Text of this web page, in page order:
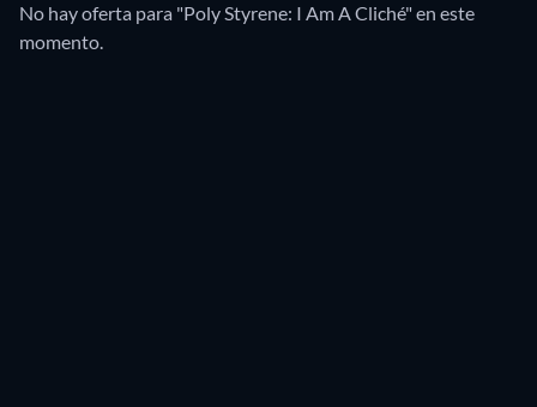
No hay oferta para "Poly Styrene: I Am A Cliché" en este
momento.